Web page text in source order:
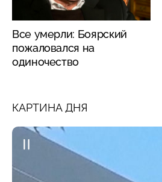
Все умерли: Боярский
пожаловался на
одиночество
КАРТИНА ДНЯ